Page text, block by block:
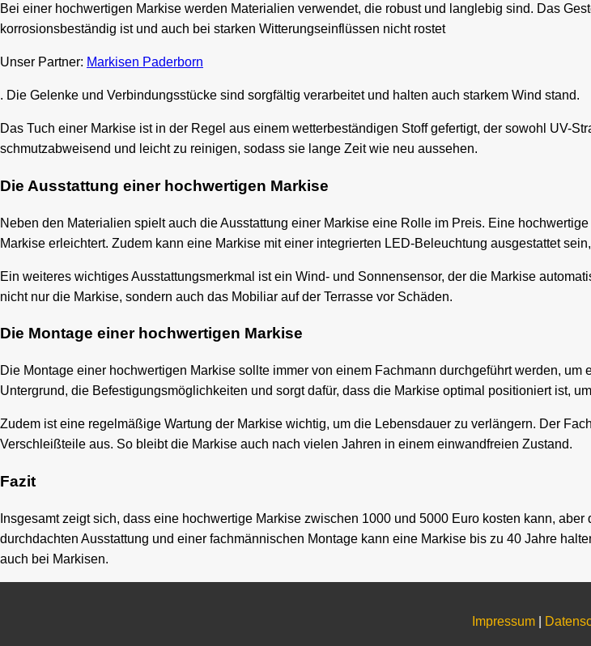
Bei einer hochwertigen Markise werden Materialien verwendet, die robust und langlebig sind. Das
korrosionsbeständig ist und auch bei starken Witterungseinflüssen nicht rostet
Unser Partner: Markisen Paderborn
. Die Gelenke und Verbindungsstücke sind sorgfältig verarbeitet und halten auch starkem Wind stand.
Das Tuch einer Markise ist in der Regel aus einem wetterbeständigen Stoff gefertigt, der sowohl UV-
schmutzabweisend und leicht zu reinigen, sodass sie lange Zeit wie neu aussehen.
Die Ausstattung einer hochwertigen Markise
Neben den Materialien spielt auch die Ausstattung einer Markise eine Rolle im Preis. Eine
Markise erleichtert. Zudem kann eine Markise mit einer integrierten LED-Beleuchtung ausgestattet
Ein weiteres wichtiges Ausstattungsmerkmal ist ein Wind- und Sonnensensor, der die Markise
nicht nur die Markise, sondern auch das Mobiliar auf der Terrasse vor Schäden.
Die Montage einer hochwertigen Markise
Die Montage einer hochwertigen Markise sollte immer von einem Fachmann durchgeführt werden,
Untergrund, die Befestigungsmöglichkeiten und sorgt dafür, dass die Markise optimal positioniert ist,
Zudem ist eine regelmäßige Wartung der Markise wichtig, um die Lebensdauer zu verlängern. Der
Verschleißteile aus. So bleibt die Markise auch nach vielen Jahren in einem einwandfreien Zustand.
Fazit
Insgesamt zeigt sich, dass eine hochwertige Markise zwischen 1000 und 5000 Euro kosten kann,
durchdachten Ausstattung und einer fachmännischen Montage kann eine Markise bis zu 40 Jahre
auch bei Markisen.
Impressum|